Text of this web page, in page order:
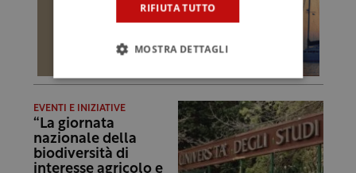
EVENTI E INIZIATIVE
“La giornata
nazionale della
biodiversità di
interesse agricolo e
RIFIUTA TUTTO
MOSTRA DETTAGLI